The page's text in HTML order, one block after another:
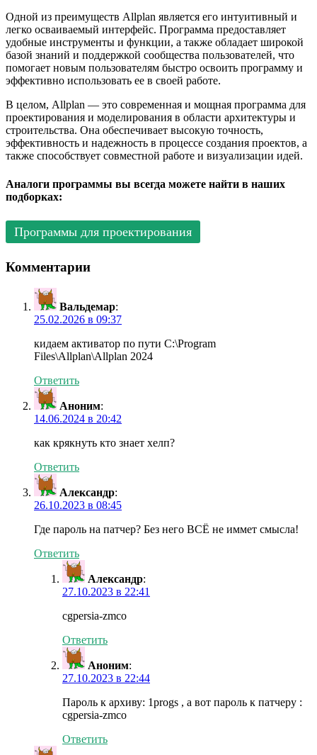
Одной из преимуществ Allplan является его интуитивный и
легко осваиваемый интерфейс. Программа предоставляет
удобные инструменты и функции, а также обладает широкой
базой знаний и поддержкой сообщества пользователей, что
помогает новым пользователям быстро освоить программу и
эффективно использовать ее в своей работе.
В целом, Allplan — это современная и мощная программа для
проектирования и моделирования в области архитектуры и
строительства. Она обеспечивает высокую точность,
эффективность и надежность в процессе создания проектов, а
также способствует совместной работе и визуализации идей.
Аналоги программы вы всегда можете найти в наших
подборках:
Программы для проектирования
Комментарии
Вальдемар:
25.02.2026 в 09:37
кидаем активатор по пути C:\Program
Files\Allplan\Allplan 2024
Ответить
Аноним:
14.06.2024 в 20:42
как крякнуть кто знает хелп?
Ответить
Александр:
26.10.2023 в 08:45
Где пароль на патчер? Без него ВСЁ не иммет смысла!
Ответить
Александр:
27.10.2023 в 22:41
cgpersia-zmco
Ответить
Аноним:
27.10.2023 в 22:44
Пароль к архиву: 1progs , а вот пароль к патчеру :
cgpersia-zmco
Ответить